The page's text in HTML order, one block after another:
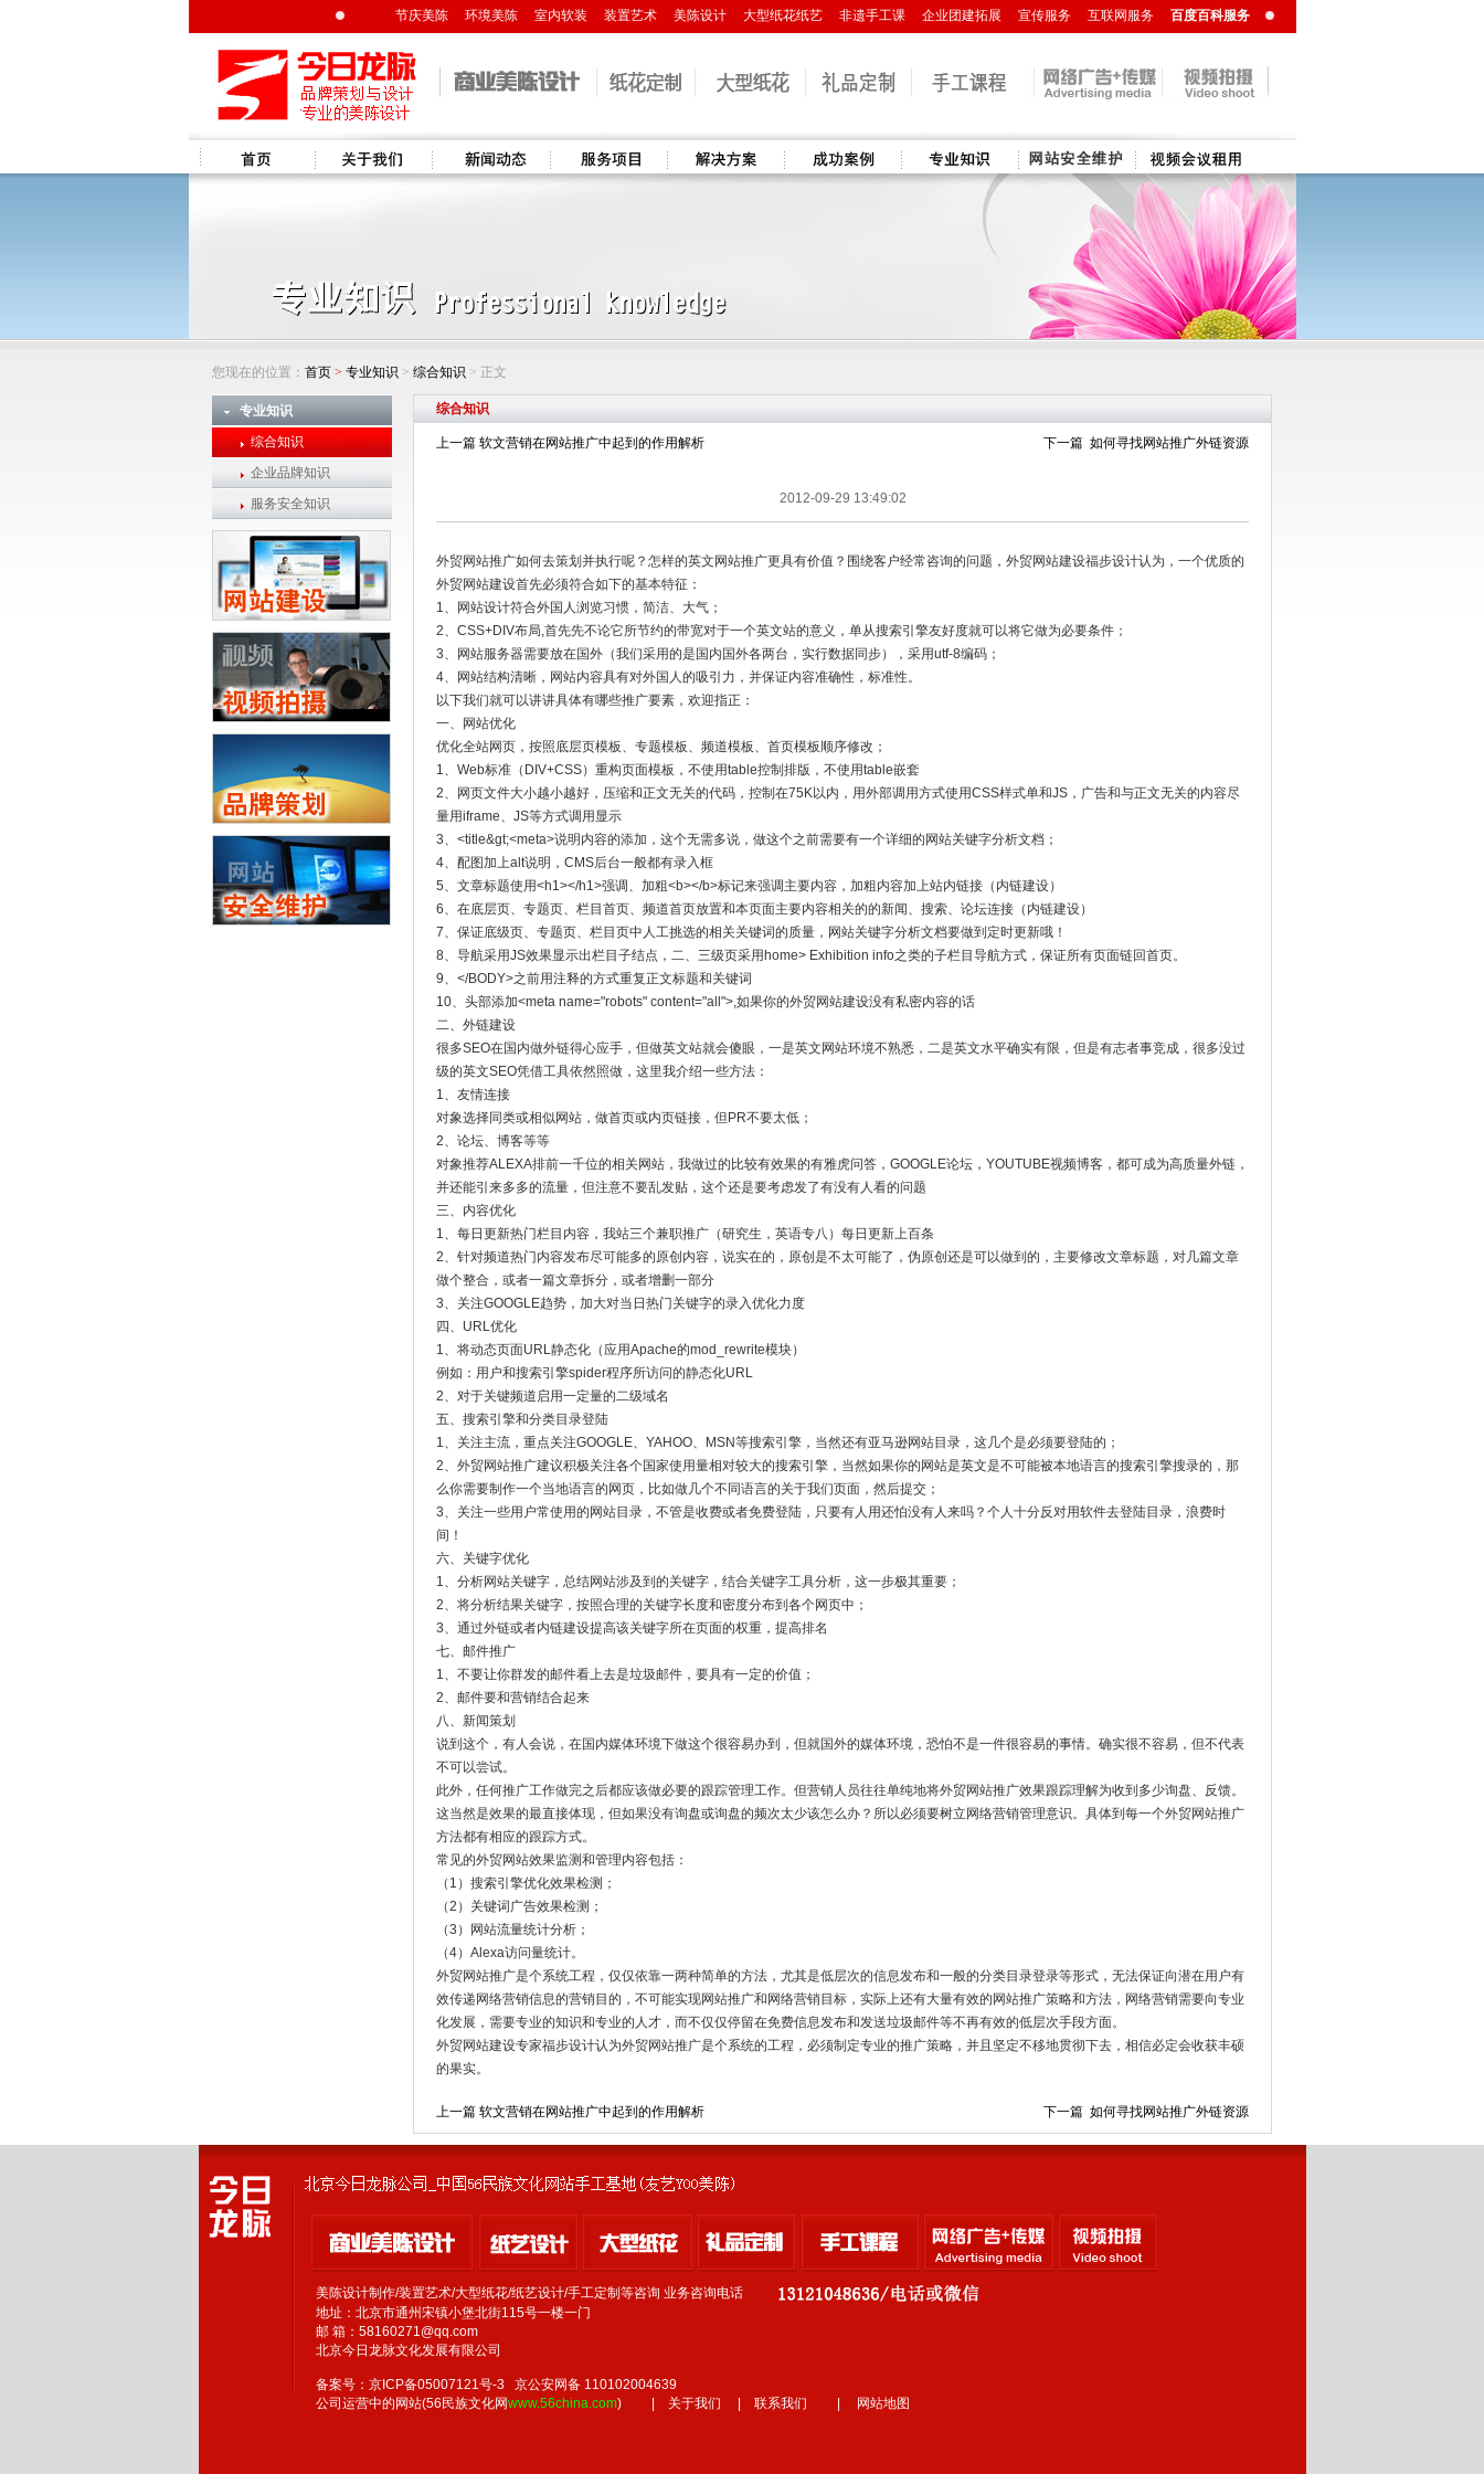
节庆美陈 环境美陈 室内软装 装置艺术 美陈设计 大型纸花纸艺 非遗手工课 企业团建拓展 宣传服务 互联网服务 百度百科服务
大型纸花定制
您现在的位置： 首页 > 专业知识 > 综合知识 > 正文
专业知识
综合知识
企业品牌知识
服务安全知识
综合知识
上一篇 软文营销在网站推广中起到的作用解析 下一篇 如何寻找网站推广外链资源
2012-09-29 13:49:02
外贸网站推广如何去策划并执行呢？怎样的英文网站推广更具有价值？围绕客户经常咨询的问题，外贸网站建设福步设计认为，一个优质的
外贸网站建设首先必须符合如下的基本特征：
1、网站设计符合外国人浏览习惯，简洁、大气；
2、CSS+DIV布局,首先先不论它所节约的带宽对于一个英文站的意义，单从搜索引擎友好度就可以将它做为必要条件；
3、网站服务器需要放在国外（我们采用的是国内国外各两台，实行数据同步），采用utf-8编码；
4、网站结构清晰，网站内容具有对外国人的吸引力，并保证内容准确性，标准性。
以下我们就可以讲讲具体有哪些推广要素，欢迎指正：
一、网站优化
优化全站网页，按照底层页模板、专题模板、频道模板、首页模板顺序修改；
1、Web标准（DIV+CSS）重构页面模板，不使用table控制排版，不使用table嵌套
2、网页文件大小越小越好，压缩和正文无关的代码，控制在75K以内，用外部调用方式使用CSS样式单和JS，广告和与正文无关的内容尽
量用iframe、JS等方式调用显示
3、<title&gt;<meta>说明内容的添加，这个无需多说，做这个之前需要有一个详细的网站关键字分析文档；
4、配图加上alt说明，CMS后台一般都有录入框
5、文章标题使用<h1></h1>强调、加粗<b></b>标记来强调主要内容，加粗内容加上站内链接（内链建设）
6、在底层页、专题页、栏目首页、频道首页放置和本页面主要内容相关的的新闻、搜索、论坛连接（内链建设）
7、保证底级页、专题页、栏目页中人工挑选的相关关键词的质量，网站关键字分析文档要做到定时更新哦！
8、导航采用JS效果显示出栏目子结点，二、三级页采用home> Exhibition info之类的子栏目导航方式，保证所有页面链回首页。
9、</BODY>之前用注释的方式重复正文标题和关键词
10、头部添加<meta name="robots" content="all">,如果你的外贸网站建设没有私密内容的话
二、外链建设
很多SEO在国内做外链得心应手，但做英文站就会傻眼，一是英文网站环境不熟悉，二是英文水平确实有限，但是有志者事竞成，很多没过
级的英文SEO凭借工具依然照做，这里我介绍一些方法：
1、友情连接
对象选择同类或相似网站，做首页或内页链接，但PR不要太低；
2、论坛、博客等等
对象推荐ALEXA排前一千位的相关网站，我做过的比较有效果的有雅虎问答，GOOGLE论坛，YOUTUBE视频博客，都可成为高质量外链，
并还能引来多多的流量，但注意不要乱发贴，这个还是要考虑发了有没有人看的问题
三、内容优化
1、每日更新热门栏目内容，我站三个兼职推广（研究生，英语专八）每日更新上百条
2、针对频道热门内容发布尽可能多的原创内容，说实在的，原创是不太可能了，伪原创还是可以做到的，主要修改文章标题，对几篇文章
做个整合，或者一篇文章拆分，或者增删一部分
3、关注GOOGLE趋势，加大对当日热门关键字的录入优化力度
四、URL优化
1、将动态页面URL静态化（应用Apache的mod_rewrite模块）
例如：用户和搜索引擎spider程序所访问的静态化URL
2、对于关键频道启用一定量的二级域名
五、搜索引擎和分类目录登陆
1、关注主流，重点关注GOOGLE、YAHOO、MSN等搜索引擎，当然还有亚马逊网站目录，这几个是必须要登陆的；
2、外贸网站推广建议积极关注各个国家使用量相对较大的搜索引擎，当然如果你的网站是英文是不可能被本地语言的搜索引擎搜录的，那
么你需要制作一个当地语言的网页，比如做几个不同语言的关于我们页面，然后提交；
3、关注一些用户常使用的网站目录，不管是收费或者免费登陆，只要有人用还怕没有人来吗？个人十分反对用软件去登陆目录，浪费时
间！
六、关键字优化
1、分析网站关键字，总结网站涉及到的关键字，结合关键字工具分析，这一步极其重要；
2、将分析结果关键字，按照合理的关键字长度和密度分布到各个网页中；
3、通过外链或者内链建设提高该关键字所在页面的权重，提高排名
七、邮件推广
1、不要让你群发的邮件看上去是垃圾邮件，要具有一定的价值；
2、邮件要和营销结合起来
八、新闻策划
说到这个，有人会说，在国内媒体环境下做这个很容易办到，但就国外的媒体环境，恐怕不是一件很容易的事情。确实很不容易，但不代表
不可以尝试。
此外，任何推广工作做完之后都应该做必要的跟踪管理工作。但营销人员往往单纯地将外贸网站推广效果跟踪理解为收到多少询盘、反馈。
这当然是效果的最直接体现，但如果没有询盘或询盘的频次太少该怎么办？所以必须要树立网络营销管理意识。具体到每一个外贸网站推广
方法都有相应的跟踪方式。
常见的外贸网站效果监测和管理内容包括：
（1）搜索引擎优化效果检测；
（2）关键词广告效果检测；
（3）网站流量统计分析；
（4）Alexa访问量统计。
外贸网站推广是个系统工程，仅仅依靠一两种简单的方法，尤其是低层次的信息发布和一般的分类目录登录等形式，无法保证向潜在用户有
效传递网络营销信息的营销目的，不可能实现网站推广和网络营销目标，实际上还有大量有效的网站推广策略和方法，网络营销需要向专业
化发展，需要专业的知识和专业的人才，而不仅仅停留在免费信息发布和发送垃圾邮件等不再有效的低层次手段方面。
外贸网站建设专家福步设计认为外贸网站推广是个系统的工程，必须制定专业的推广策略，并且坚定不移地贯彻下去，相信必定会收获丰硕
的果实。
上一篇 软文营销在网站推广中起到的作用解析 下一篇 如何寻找网站推广外链资源
美陈设计制作/装置艺术/大型纸花/纸艺设计/手工定制等咨询 业务咨询电话
地址：北京市通州宋镇小堡北街115号一楼一门
邮 箱：58160271@qq.com
北京今日龙脉文化发展有限公司
备案号：京ICP备05007121号-3 京公安网备 110102004639
公司运营中的网站(56民族文化网www.56china.com) 关于我们 联系我们 网站地图